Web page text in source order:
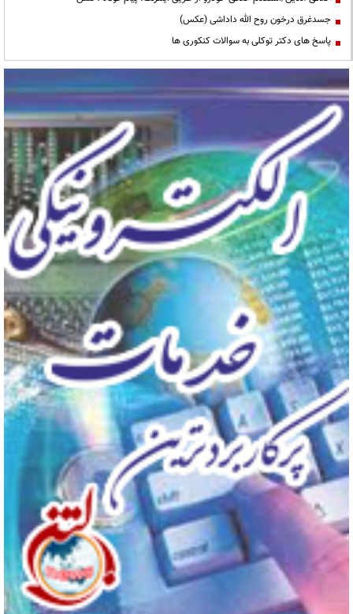
جسدغرق درخون روح الله داداشی (عکس)
پاسخ های دکتر توکلی به سوالات کنکوری ها